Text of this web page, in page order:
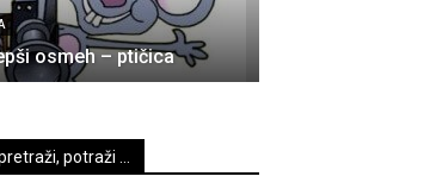
osmeh – ptičica
potraži …